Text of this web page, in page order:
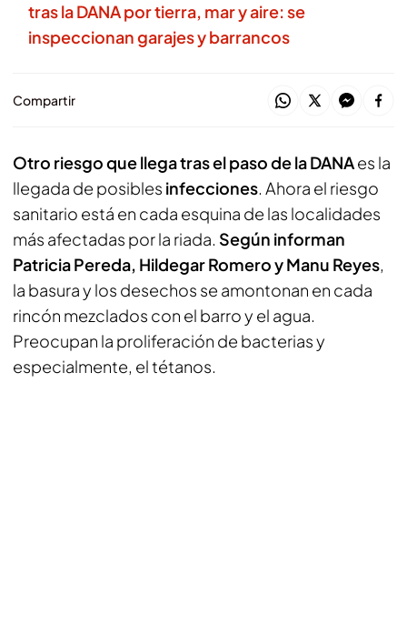
tras la DANA por tierra, mar y aire: se
inspeccionan garajes y barrancos
Compartir
Otro riesgo que llega tras el paso de la DANAes la
llegada de posibles infecciones. Ahora el riesgo
sanitario está en cada esquina de las localidades
más afectadas por la riada. Según informan
Patricia Pereda, Hildegar Romero y Manu Reyes,
la basura y los desechos se amontonan en cada
rincón mezclados con el barro y el agua.
Preocupan la proliferación de bacterias y
especialmente, el tétanos.